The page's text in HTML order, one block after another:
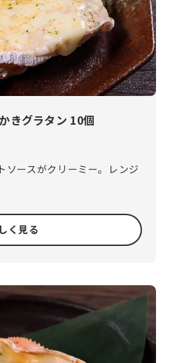
きグラタン 10個
ソースがクリーミー。レンジ
く見る